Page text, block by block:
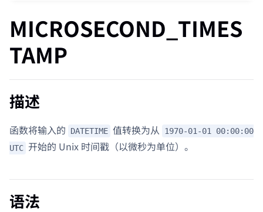
MICROSECOND_TIMES
TAMP
描述
函数将输入的 DATETIME 值转换为从
1970-01-01 00:00:00
UTC 开始的 Unix 时间戳（以微秒为单位）。
语法